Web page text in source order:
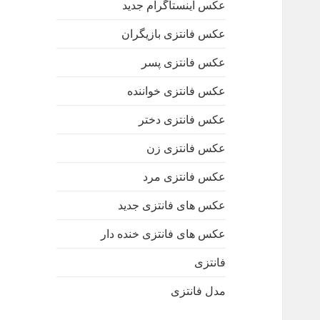
عکس اینستاگرام جدید
عکس فانتزی بازیگران
عکس فانتزی پسر
عکس فانتزی خواننده
عکس فانتزی دختر
عکس فانتزی زن
عکس فانتزی مرد
عکس های فانتزی جدید
عکس های فانتزی خنده دار
فانتزی
مدل فانتزی